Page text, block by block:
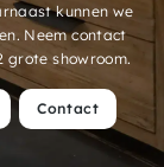
kunnen we
Neem contact
grote showroom.
Contact